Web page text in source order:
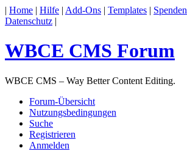
| Home | Hilfe | Add-Ons | Templates | Spenden
Datenschutz |
WBCE CMS Forum
WBCE CMS – Way Better Content Editing.
Forum-Übersicht
Nutzungsbedingungen
Suche
Registrieren
Anmelden